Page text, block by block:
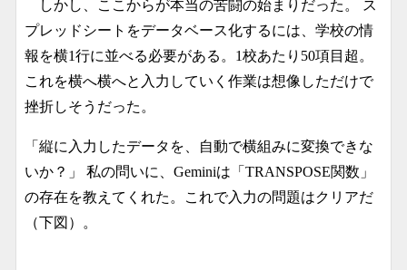
しかし、ここからが本当の苦闘の始まりだった。 ス
プレッドシートをデータベース化するには、学校の情
報を横1行に並べる必要がある。1校あたり50項目超。
これを横へ横へと入力していく作業は想像しただけで
挫折しそうだった。
「縦に入力したデータを、自動で横組みに変換できな
いか？」 私の問いに、Geminiは「TRANSPOSE関数」
の存在を教えてくれた。これで入力の問題はクリアだ
（下図）。